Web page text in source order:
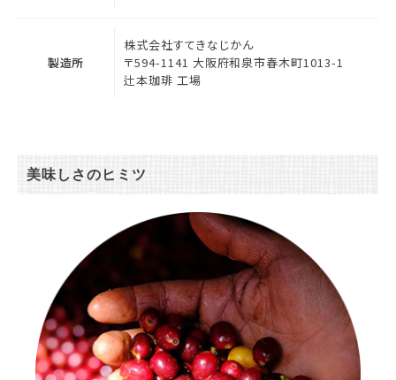
製造所
株式会社すてきなじかん
〒594-1141 大阪府和泉市春木町1013-1
辻本珈琲 工場
美味しさのヒミツ